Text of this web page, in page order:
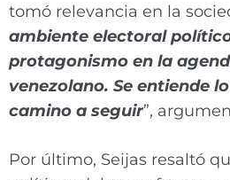
tomó relevancia en la
ambiente electoral
protagonismo en la
venezolano. Se entiende
camino a seguir”,
Por último, Seijas resaltó